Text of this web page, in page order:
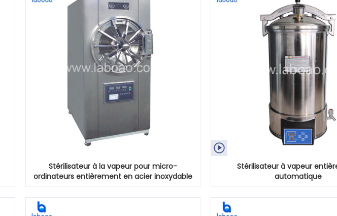
Stérilisateur à la vapeur pour micro-
ordinateurs entièrement en acier inoxydable

Stérilisateur à vapeur
automatique